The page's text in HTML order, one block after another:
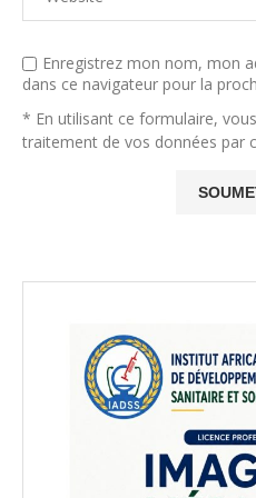
Enregistrez mon nom, mon
dans ce navigateur pour la
* En utilisant ce formulaire,
traitement de vos données par